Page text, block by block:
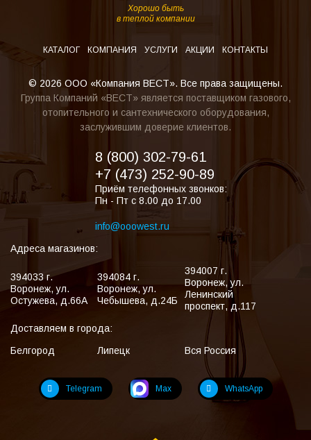
Хорошо быть
в теплой компании
КАТАЛОГ КОМПАНИЯ УСЛУГИ АКЦИИ КОНТАКТЫ
© 2026 ООО «Компания ВЕСТ». Все права защищены.
Группа Компаний «ВЕСТ» является поставщиком газового,
отопительного и сантехнического оборудования,
заслужившим доверие клиентов.
8 (800) 302-79-61
+7 (473) 252-90-89
Приём телефонных звонков:
Пн - Пт с 8.00 до 17.00
info@ooowest.ru
Адреса магазинов:
394033 г.
Воронеж,ул.
Остужева, д.66А
394084 г.
Воронеж,ул.
Чебышева, д.24Б
394007 г.
Воронеж,ул.
Ленинский
проспект, д.117
Доставляем в города:
Белгород
Липецк Вся Россия
Telegram Max WhatsApp